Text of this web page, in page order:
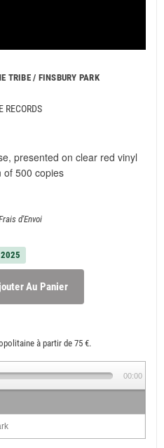
TRIBE / FINSBURY PARK
RECORDS
presented on clear red vinyl
of 500 copies
d'Envoi
2025
Au Panier
à partir de 75 €.
00:00